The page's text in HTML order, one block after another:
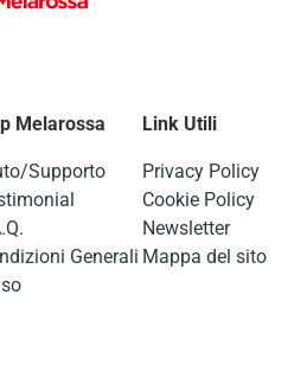
Melarossa
Supporto
Generali
Link Utili
Privacy Policy
Cookie Policy
Newsletter
Mappa del sito